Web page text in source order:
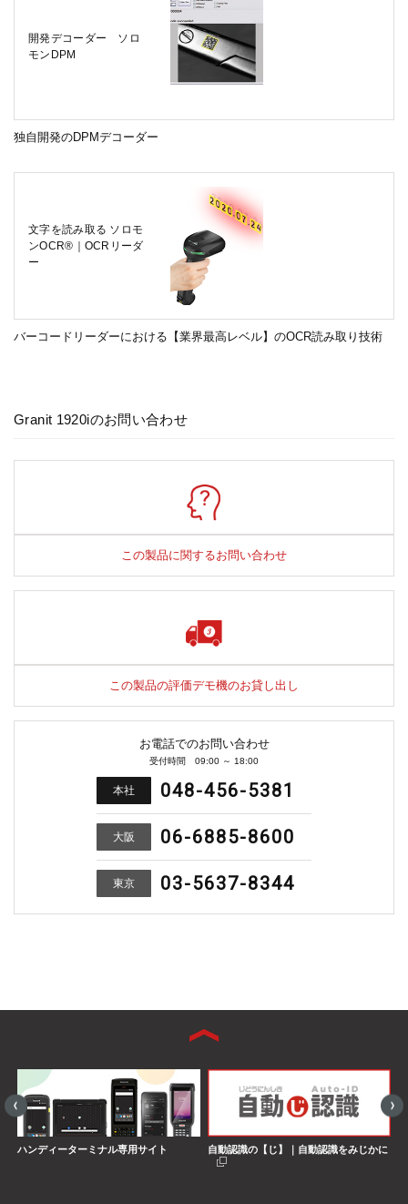
開発デコーダー ソロ
モンDPM
独自開発のDPMデコーダー
文字を読み取る ソロモ
ンOCR®｜OCRリーダ
ー
バーコードリーダーにおける【業界最高レベル】のOCR読み取り技術
Granit 1920iのお問い合わせ
この製品に関するお問い合わせ
この製品の評価デモ機のお貸し出し
お電話でのお問い合わせ
受付時間 09:00 ～ 18:00
本社 048-456-5381
大阪 06-6885-8600
東京 03-5637-8344
ハンディーターミナル専用サイト 自動認識の【じ】｜自動認識をみじかに